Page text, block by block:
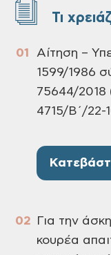
Τι
Αίτηση –
1599/1986
75644/
4715/Β΄/22-
Για την
κουρέα